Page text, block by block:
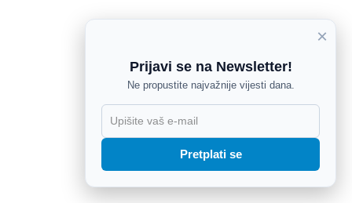
×
Prijavi se na Newsletter!
Ne propustite najvažnije vijesti dana.
Pretplati se